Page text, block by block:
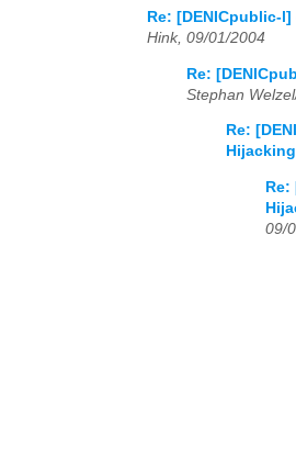
Re: [DENICpublic-
Hink, 09/01/2004
Re:
Stephan
Re:
Hijacking
09/